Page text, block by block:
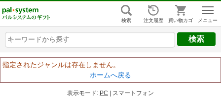
検索 注文履歴 買い物カゴ
組合員ログイン はじめての方
ヘルプ
ご利用ガイド
キーワードから探す
キーワードから探す
キーワードから探す
指定されたジャンルは存在しません。
ホームへ戻る
表示モード: PC | スマートフォン